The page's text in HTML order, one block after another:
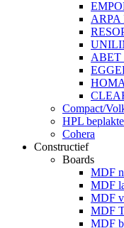
ABET
Compact/
HPL
Cohera
Constructief
Boards
MDF
MDF
MDF
MDF
MDF